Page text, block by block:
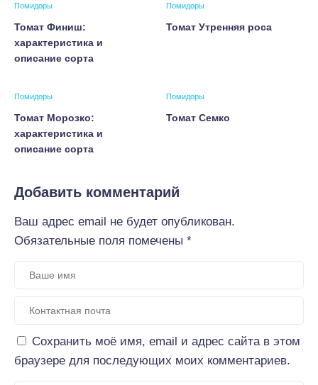
Помидоры
Томат Финиш:
характеристика и
описание сорта
Помидоры
Томат Утренняя роса
Помидоры
Томат Морозко:
характеристика и
описание сорта
Помидоры
Томат Семко
Добавить комментарий
Ваш адрес email не будет опубликован.
Обязательные поля помечены *
Сохранить моё имя, email и адрес сайта в этом
браузере для последующих моих комментариев.